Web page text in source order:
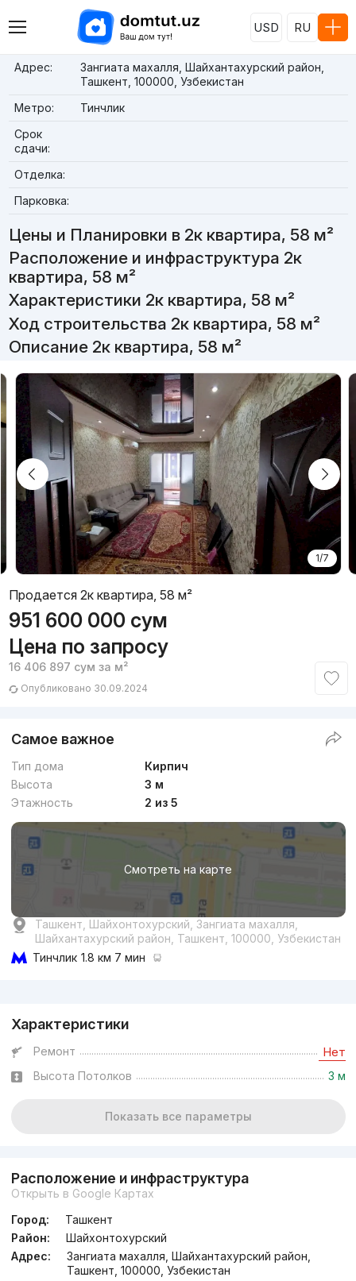
USD RU
Адрес:
Зангиата махалля, Шайхантахурский район,
Ташкент, 100000, Узбекистан
Метро:
Тинчлик
Срок
сдачи:
Отделка:
Парковка:
Цены и Планировки в 2к квартира, 58 м²
Расположение и инфраструктура 2к
квартира, 58 м²
Характеристики 2к квартира, 58 м²
Ход строительства 2к квартира, 58 м²
Описание 2к квартира, 58 м²
1/7
Продается 2к квартира, 58 м²
951 600 000 сум
Цена по запросу
16 406 897 сум за м²
Опубликовано 30.09.2024
Самое важное
Тип дома
Кирпич
Высота
3 м
Этажность
2 из 5
Смотреть на карте
Ташкент, Шайхонтохурский, Зангиата махалля,
Шайхантахурский район, Ташкент, 100000, Узбекистан
Тинчлик 1.8 км 7 мин
Характеристики
Ремонт Нет
Высота Потолков 3 м
Показать все параметры
Расположение и инфраструктура
Открыть в Google Картах
Город:
Ташкент
Район:
Шайхонтохурский
Адрес:
Зангиата махалля, Шайхантахурский район,
Ташкент, 100000, Узбекистан